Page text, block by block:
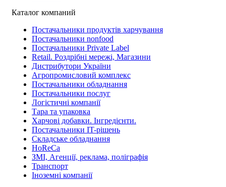
Каталог компаний
Постачальники продуктів харчування
Постачальники nonfood
Постачальники Private Label
Retail. Роздрібні мережі, Магазини
Дистрибутори України
Агропромисловий комплекс
Постачальники обладнання
Постачальники послуг
Логістичні компанії
Тара та упаковка
Харчові добавки. Інгредієнти.
Постачальники IT-рішень
Складське обладнання
HoReCa
ЗМІ, Агенції, реклама, поліграфія
Транспорт
Іноземні компанії